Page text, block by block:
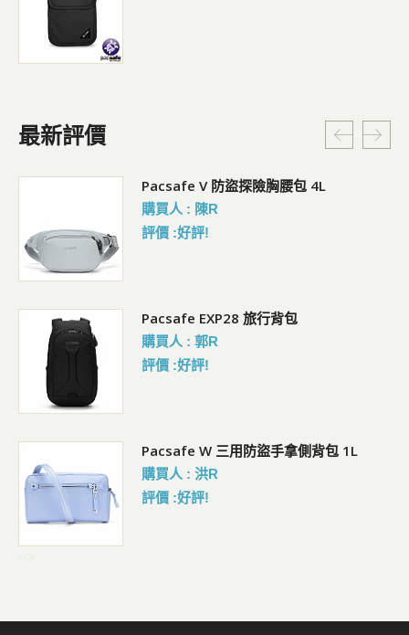
最新評價
Pacsafe V 防盜探險胸腰包 4L
購買人 : 陳R
評價 :好評!
Pacsafe EXP28 旅行背包
購買人 : 郭R
評價 :好評!
Pacsafe W 三用防盜手拿側背包 1L
購買人 : 洪R
評價 :好評!